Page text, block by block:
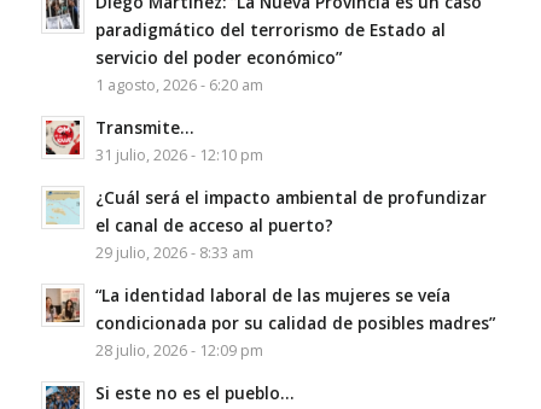
paradigmático del terrorismo de Estado al
servicio del poder económico”
1 agosto, 2026 - 6:20 am
Transmite…
31 julio, 2026 - 12:10 pm
¿Cuál será el impacto ambiental de profundizar
el canal de acceso al puerto?
29 julio, 2026 - 8:33 am
“La identidad laboral de las mujeres se veía
condicionada por su calidad de posibles madres”
28 julio, 2026 - 12:09 pm
Si este no es el pueblo…